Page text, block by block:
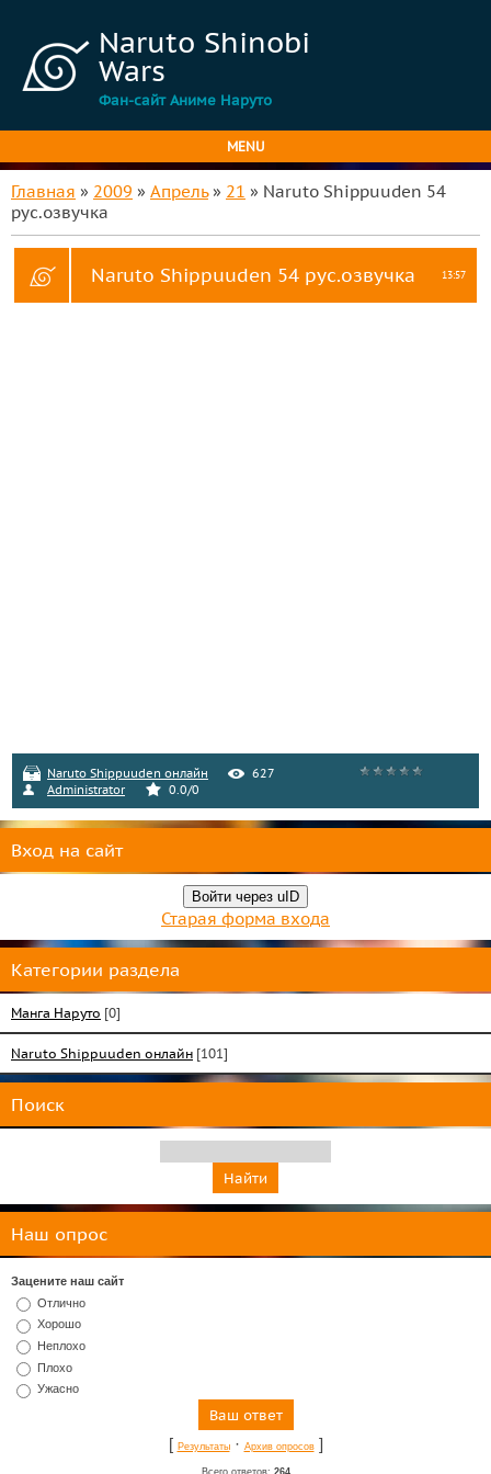
Naruto Shinobi
Wars
Фан-сайт Аниме Наруто
MENU
Главная » 2009 » Апрель » 21 » Naruto Shippuuden 54
рус.озвучка
13:57
Naruto Shippuuden 54 рус.озвучка
Naruto Shippuuden онлайн
627
Administrator
0.0/0
Вход на сайт
Войти через uID
Старая форма входа
Категории раздела
Манга Наруто [0]
Naruto Shippuuden онлайн [101]
Поиск
Наш опрос
Зацените наш сайт
Отлично
Хорошо
Неплохо
Плохо
Ужасно
[ Результаты· Архив опросов]